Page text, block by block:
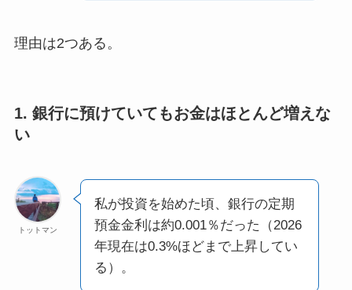
理由は2つある。
1. 銀行に預けていてもお金はほとんど増えな
い
トットマン
私が投資を始めた頃、銀行の定期
預金金利は約0.001％だった（2026
年現在は0.3%ほどまで上昇してい
る）。